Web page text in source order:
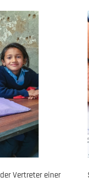
Vertreter einer